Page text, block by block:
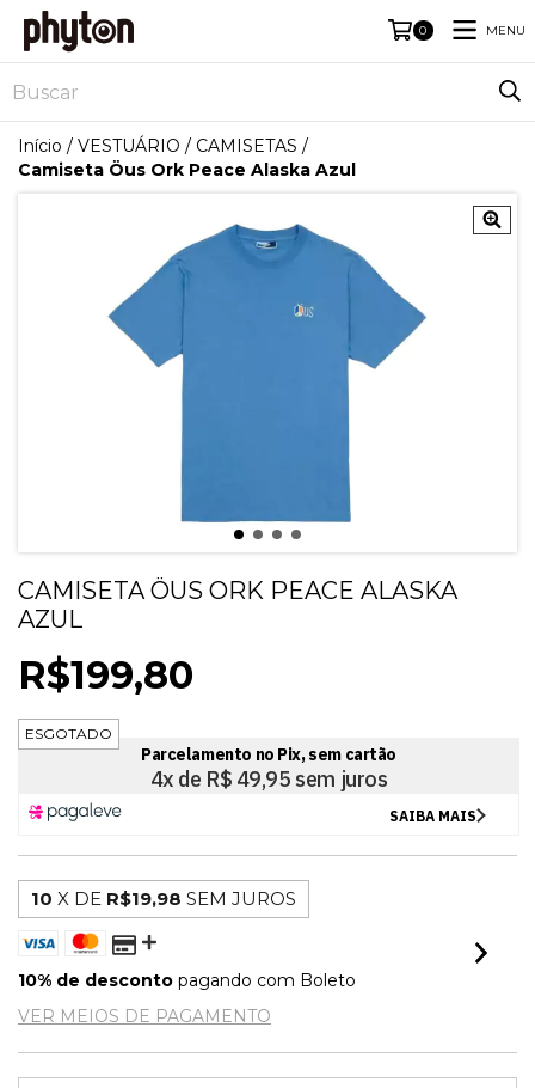
0 MENU
Início / VESTUÁRIO / CAMISETAS /
Camiseta Öus Ork Peace Alaska Azul
CAMISETA ÖUS ORK PEACE ALASKA
AZUL
R$199,80
ESGOTADO
10 X DE R$19,98 SEM JUROS
10% de desconto pagando com Boleto
VER MEIOS DE PAGAMENTO